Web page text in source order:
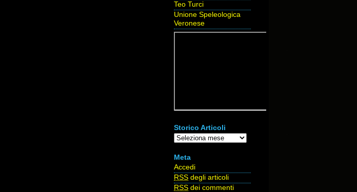
Teo Turci
Unione Speleologica
Veronese
Storico Articoli
Storico
Meta
Accedi
RSS degli articoli
RSS dei commenti